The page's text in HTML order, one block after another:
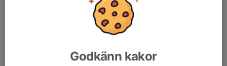
Godkänn kakor